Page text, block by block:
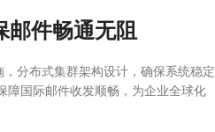
邮件畅通无阻
分布式集群架构设计，确保系统稳定
障国际邮件收发顺畅，为企业全球化